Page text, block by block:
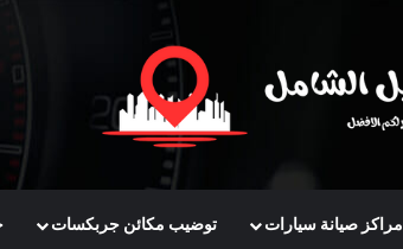
مراكز صيانة سيارات توضيب مكائن جربكسات